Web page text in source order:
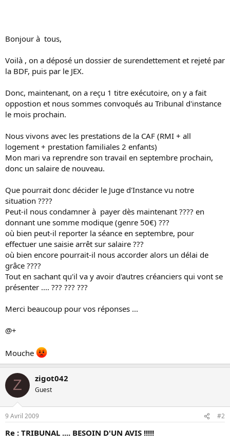
Bonjour à tous,
Voilà , on a déposé un dossier de surendettement et rejeté par
la BDF, puis par le JEX.
Donc, maintenant, on a reçu 1 titre exécutoire, on y a fait
oppostion et nous sommes convoqués au Tribunal d'instance
le mois prochain.
Nous vivons avec les prestations de la CAF (RMI + all
logement + prestation familiales 2 enfants)
Mon mari va reprendre son travail en septembre prochain,
donc un salaire de nouveau.
Que pourrait donc décider le Juge d'Instance vu notre
situation ????
Peut-il nous condamner à payer dès maintenant ???? en
donnant une somme modique (genre 50€) ???
où bien peut-il reporter la séance en septembre, pour
effectuer une saisie arrêt sur salaire ???
où bien encore pourrait-il nous accorder alors un délai de
grâce ????
Tout en sachant qu'il va y avoir d'autres créanciers qui vont se
présenter .... ??? ??? ???
Merci beaucoup pour vos réponses ...
@+
Mouche
Z zigot042
Guest
9 Avril 2009 #2
Re : TRIBUNAL .... BESOIN D'UN AVIS !!!!!